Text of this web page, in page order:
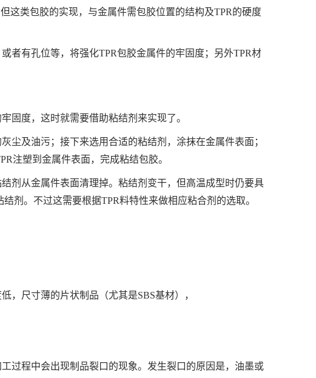
这类包胶的实现，与金属件需包胶位置的结构及TPR的硬度
者有孔位等，将强化TPR包胶金属件的牢固度；另外TPR材
固度，这时就需要借助粘结剂来实现了。
尘及油污；接下来选用合适的粘结剂，涂抹在金属件表面；
注塑到金属件表面，完成粘结包胶。
剂从金属件表面清理掉。粘结剂变干，但高温成型时仍要具
剂。不过这需要根据TPR料特性来做相应粘合剂的选取。
，尺寸薄的片状制品（尤其是SBS基材），
过程中会出现制品裂口的现象。发生裂口的原因是，油墨或